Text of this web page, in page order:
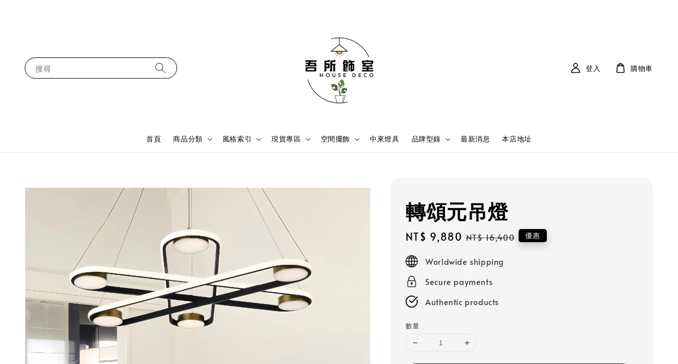
搜尋
首頁 商品分類 風格索引 現貨專區 空間擺飾 中來燈具 品牌型錄 最新消息 本店地址
登入 購物車
轉頌元吊燈
Sale
price
NT$ 9,880 Regular
NT$ 16,400 優惠
Worldwide shipping
Secure payments
Authentic products
數量